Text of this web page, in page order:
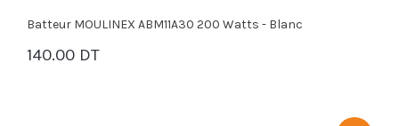
Batteur MOULINEX ABM11A30 200 Watts - Blanc
140.00 DT
PANIER